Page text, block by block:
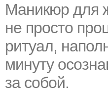
Маникюр для
не просто
ритуал,
минуту
за собой.